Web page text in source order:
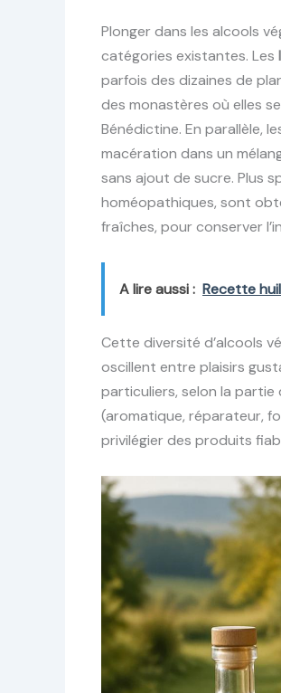
Plonger dans les alcools
catégories existantes. Les
parfois des dizaines de
des monastères où elles
Bénédictine. En parallèle,
macération dans un
sans ajout de sucre. Plus
homéopathiques, sont
fraîches, pour conserver
A lire aussi : Recette
Cette diversité d’alcools
oscillent entre plaisirs
particuliers, selon la partie
(aromatique, réparateur,
privilégier des produits